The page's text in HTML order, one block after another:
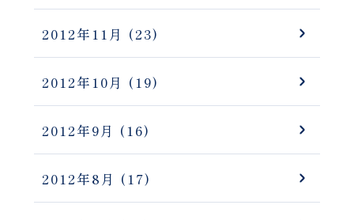
2012年11月 (23)
2012年10月 (19)
2012年9月 (16)
2012年8月 (17)